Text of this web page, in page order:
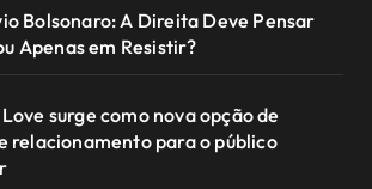
Bolsonaro: A Direita Deve Pensar
Apenas em Resistir?
surge como nova opção de
relacionamento para o público